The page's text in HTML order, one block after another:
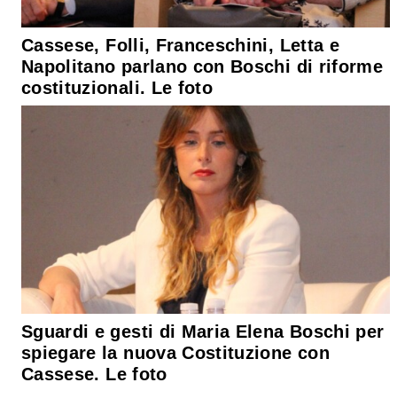
Cassese, Folli, Franceschini, Letta e
Napolitano parlano con Boschi di riforme
costituzionali. Le foto
Sguardi e gesti di Maria Elena Boschi per
spiegare la nuova Costituzione con
Cassese. Le foto